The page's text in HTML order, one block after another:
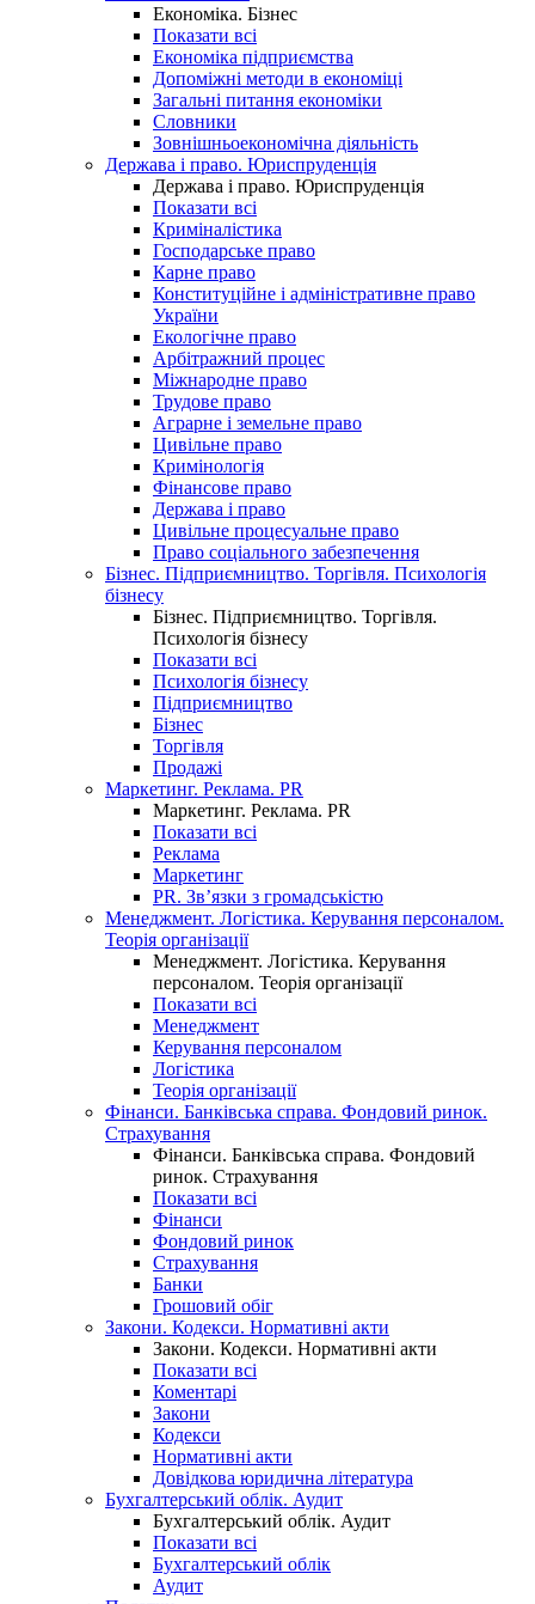
Економіка. Бізнес
Показати всі
Економіка підприємства
Допоміжні методи в економіці
Загальні питання економіки
Словники
Зовнішньоекономічна діяльність
Держава і право. Юриспруденція
Держава і право. Юриспруденція
Показати всі
Криміналістика
Господарське право
Карне право
Конституційне і адміністративне право
України
Екологічне право
Арбітражний процес
Міжнародне право
Трудове право
Аграрне і земельне право
Цивільне право
Кримінологія
Фінансове право
Держава і право
Цивільне процесуальне право
Право соціального забезпечення
Бізнес. Підприємництво. Торгівля. Психологія
бізнесу
Бізнес. Підприємництво. Торгівля.
Психологія бізнесу
Показати всі
Психологія бізнесу
Підприємництво
Бізнес
Торгівля
Продажі
Маркетинг. Реклама. PR
Маркетинг. Реклама. PR
Показати всі
Реклама
Маркетинг
PR. Зв’язки з громадськістю
Менеджмент. Логістика. Керування персоналом.
Теорія організації
Менеджмент. Логістика. Керування
персоналом. Теорія організації
Показати всі
Менеджмент
Керування персоналом
Логістика
Теорія організації
Фінанси. Банківська справа. Фондовий ринок.
Страхування
Фінанси. Банківська справа. Фондовий
ринок. Страхування
Показати всі
Фінанси
Фондовий ринок
Страхування
Банки
Грошовий обіг
Закони. Кодекси. Нормативні акти
Закони. Кодекси. Нормативні акти
Показати всі
Коментарі
Закони
Кодекси
Нормативні акти
Довідкова юридична література
Бухгалтерський облік. Аудит
Бухгалтерський облік. Аудит
Показати всі
Бухгалтерський облік
Аудит